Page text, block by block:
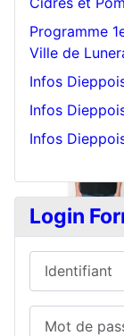
Programme
Ville de
Infos
Infos
Infos
Login